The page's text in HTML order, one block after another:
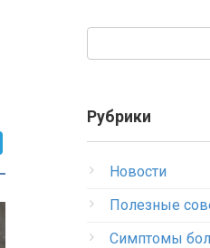
Рубрики
Новости
Полезные
Симптомы